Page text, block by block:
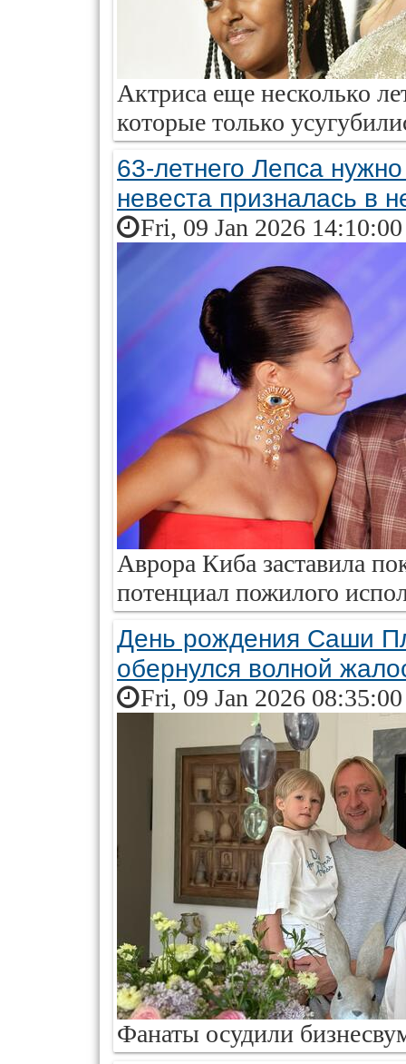
Актриса еще несколько
которые только
63-летнего Лепса
невеста призналась в
Fri, 09 Jan 2026
Аврора Киба заставила
потенциал пожилого
День рождения Саши
обернулся волной
Fri, 09 Jan 2026
Фанаты осудили